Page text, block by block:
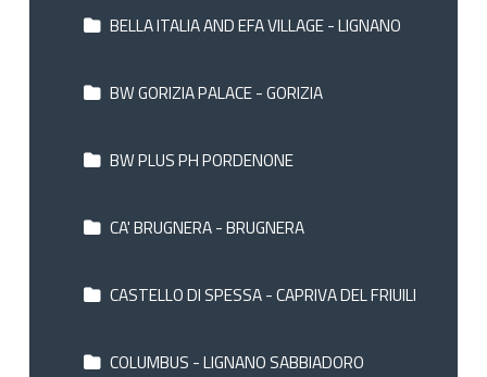
BELLA ITALIA AND EFA VILLAGE - LIGNANO
BW GORIZIA PALACE - GORIZIA
BW PLUS PH PORDENONE
CA' BRUGNERA - BRUGNERA
CASTELLO DI SPESSA - CAPRIVA DEL FRIUILI
COLUMBUS - LIGNANO SABBIADORO